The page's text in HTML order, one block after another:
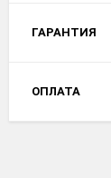
ГАРАНТИЯ
ОПЛАТА